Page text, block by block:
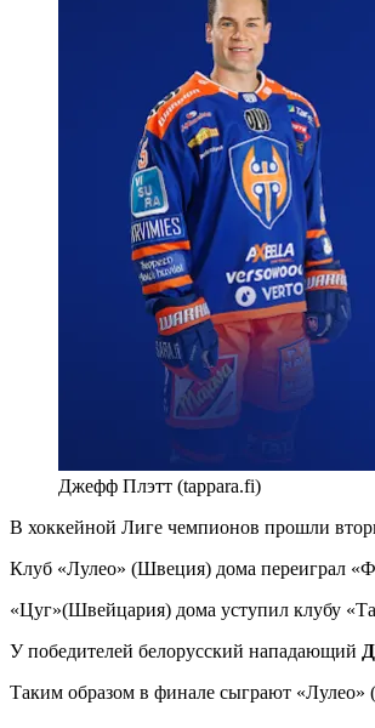
Джефф Плэтт (tappara.fi)
В хоккейной Лиге чемпионов прошли
Клуб «Лулео» (Швеция) дома переиграл
«Цуг»(Швейцария) дома уступил клубу
У победителей белорусский нападающий
Таким образом в финале сыграют